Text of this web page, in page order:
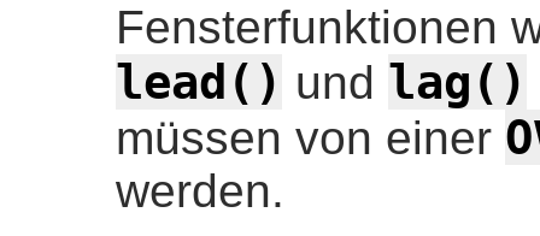
Fensterfunktionen
lead() und lag()
müssen von einer
werden.